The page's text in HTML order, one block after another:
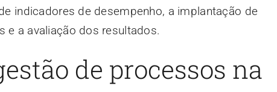
indicadores de desempenho, a implantação de
e a avaliação dos resultados.
de processos na